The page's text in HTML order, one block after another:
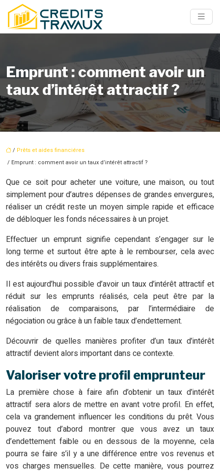
Emprunt : comment avoir un
taux d’intérêt attractif ?
/ Prêts et aides financiéres
/ Emprunt : comment avoir un taux d’intérêt attractif ?
Que ce soit pour acheter une voiture, une maison, ou tout
simplement pour d’autres dépenses de grandes envergures,
réaliser un crédit reste un moyen simple rapide et efficace
de débloquer les fonds nécessaires à un projet.
Effectuer un emprunt signifie cependant s’engager sur le
long terme et surtout être apte à le rembourser, cela avec
des intérêts ou divers frais supplémentaires.
Il est aujourd’hui possible d’avoir un taux d’intérêt attractif et
réduit sur les emprunts réalisés, cela peut être par la
réalisation de comparaisons, par l’intermédiaire de
négociation ou grâce à un faible taux d’endettement.
Découvrir de quelles manières profiter d’un taux d’intérêt
attractif devient alors important dans ce contexte.
Valoriser votre profil emprunteur
La première chose à faire afin d’obtenir un taux d’intérêt
attractif sera alors de mettre en avant votre profil. En effet,
cela va grandement influencer les conditions du prêt. Vous
pouvez tout d’abord montrer que vous avez un taux
d’endettement faible ou en dessous de la moyenne, cela
pourra se faire s’il y a une différence entre vos revenus et
vos charges mensuelles. De cette manière, vous pourrez